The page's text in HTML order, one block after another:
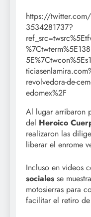
https://
3534281737?
revolvedora-de-
edomex%2F
Al lugar arribaron
del Heroico
realizaron las
liberar el enrome
Incluso en videos
sociales se
motosierras para
facilitar el retiro